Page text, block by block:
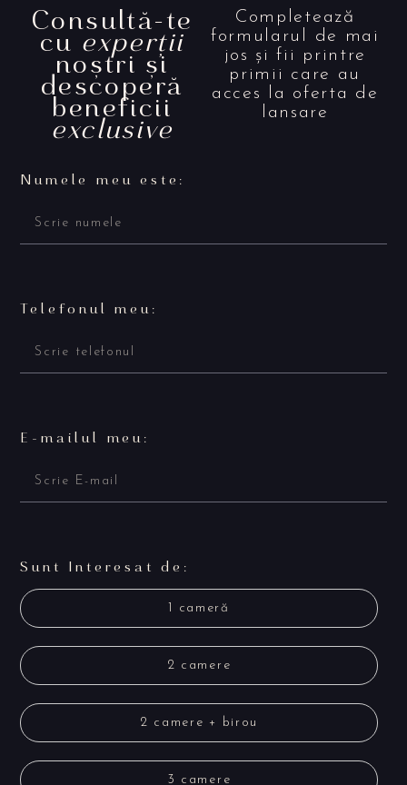
Consultă-te
cuexperții
noștri și
descoperă
beneficii
exclusive
Completează
formularul de mai
jos și fii printre
primii care au
acces la oferta de
lansare
Numele meu este:
Telefonul meu:
E-mailul meu:
Sunt Interesat de:
1 cameră
2 camere
2 camere + birou
3 camere